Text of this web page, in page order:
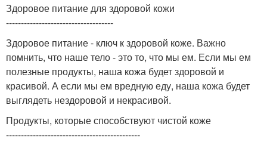
Здоровое питание для здоровой кожи
------------------------------------
Здоровое питание - ключ к здоровой коже. Важно
помнить, что наше тело - это то, что мы ем. Если мы ем
полезные продукты, наша кожа будет здоровой и
красивой. А если мы ем вредную еду, наша кожа будет
выглядеть нездоровой и некрасивой.
Продукты, которые способствуют чистой коже
---------------------------------------------